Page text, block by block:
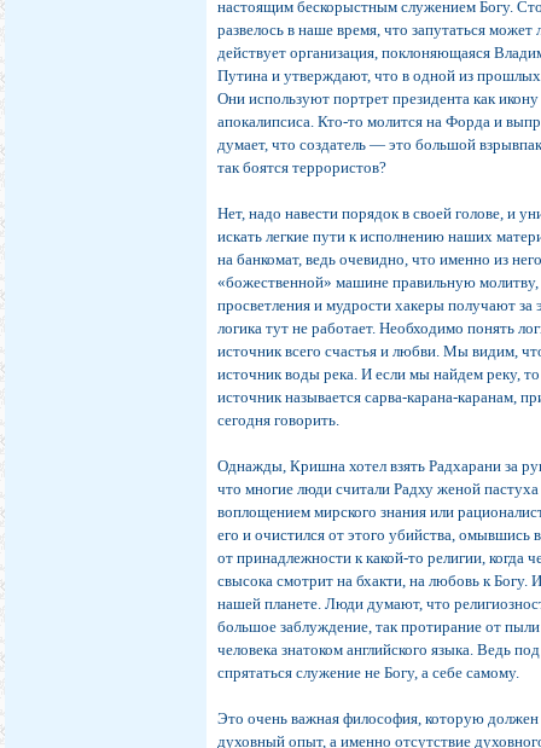
настоящим бескорыстным служением Богу.
развелось в наше время, что запутаться
действует организация, поклоняющаяся
Путина и утверждают, что в одной из
Они используют портрет президента как
апокалипсиса. Кто-то молится на Форда и
думает, что создатель — это большой
так боятся террористов?
Нет, надо навести порядок в своей голове, и
искать легкие пути к исполнению наших
на банкомат, ведь очевидно, что именно из
«божественной» машине правильную
просветления и мудрости хакеры получают
логика тут не работает. Необходимо понять
источник всего счастья и любви. Мы видим,
источник воды река. И если мы найдем реку,
источник называется сарва-карана-каранам,
сегодня говорить.
Однажды, Кришна хотел взять Радхарани за
что многие люди считали Радху женой
воплощением мирского знания или
его и очистился от этого убийства,
от принадлежности к какой-то религии,
свысока смотрит на бхакти, на любовь к Богу.
нашей планете. Люди думают, что
большое заблуждение, так протирание от
человека знатоком английского языка. Ведь
спрятаться служение не Богу, а себе самому.
Это очень важная философия, которую
духовный опыт, а именно отсутствие